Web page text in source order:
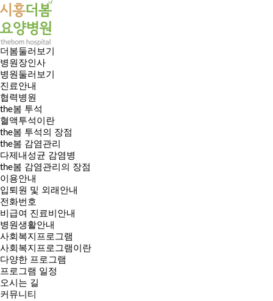
더봄둘러보기
병원장인사
병원둘러보기
진료안내
협력병원
the봄 투석
혈액투석이란
the봄 투석의 장점
the봄 감염관리
다제내성균 감염병
the봄 감염관리의 장점
이용안내
입퇴원 및 외래안내
전화번호
비급여 진료비안내
병원생활안내
사회복지프로그램
사회복지프로그램이란
다양한 프로그램
프로그램 일정
오시는 길
커뮤니티